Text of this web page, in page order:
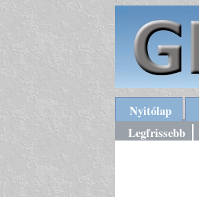
Nyitólap
Legfrissebb